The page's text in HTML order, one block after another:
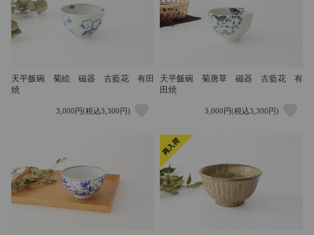
天平飯碗 菊絵 磁器 古藍花 有田
焼
3,000円(税込3,300円)
天平飯碗 菊唐草 磁器 古藍花 有
田焼
3,000円(税込3,300円)